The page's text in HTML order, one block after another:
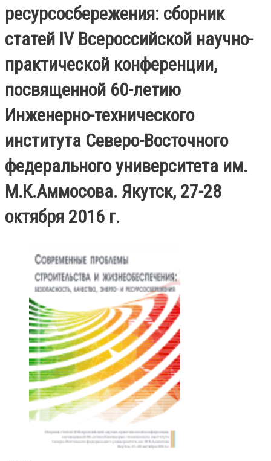
ресурсосбережения: сборник
статей IV Всероссийской научно-
практической конференции,
посвященной 60-летию
Инженерно-технического
института Северо-Восточного
федерального университета им.
М.К.Аммосова. Якутск, 27-28
октября 2016 г.